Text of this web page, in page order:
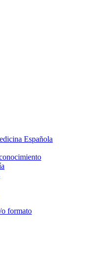
Española
o formato